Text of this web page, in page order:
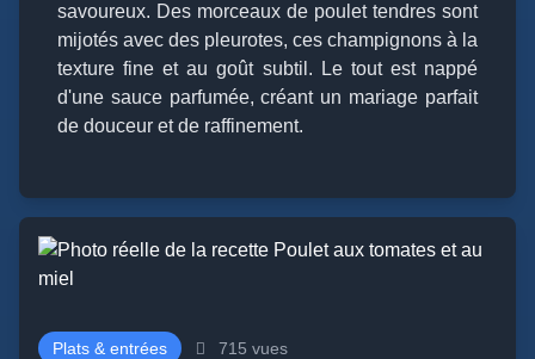
savoureux. Des morceaux de poulet tendres sont
mijotés avec des pleurotes, ces champignons à la
texture fine et au goût subtil. Le tout est nappé
d'une sauce parfumée, créant un mariage parfait
de douceur et de raffinement.
Plats & entrées 715 vues